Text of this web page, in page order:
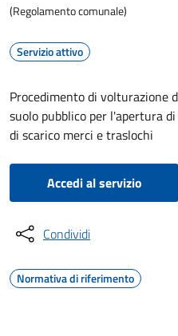
(Regolamento comunale)
Servizio attivo
Procedimento di volturazione
suolo pubblico per l'apertura
di scarico merci e traslochi
Accedi al servizio
Condividi
Normativa di riferimento